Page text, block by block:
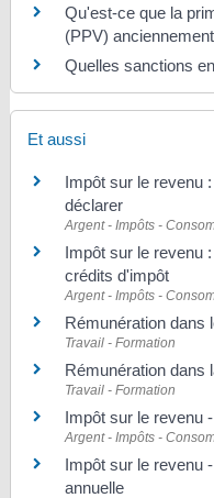
Qu'est-ce que la
(PPV)
Quelles sanctions
Et aussi
Impôt sur le revenu
déclarer
Argent - Impôts -
Impôt sur le revenu
crédits d'impôt
Argent - Impôts -
Rémunération dans
Travail - Formation
Rémunération dans
Travail - Formation
Impôt sur le revenu
Argent - Impôts -
Impôt sur le revenu
annuelle